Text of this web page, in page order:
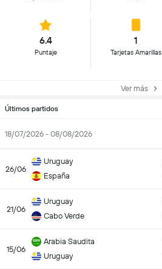
6.4
Puntaje
1
Tarjetas Amarillas
Ver más
Últimos partidos
18/07/2026 - 08/08/2026
26/06
Uruguay
España
21/06
Uruguay
Cabo Verde
15/06
Arabia Saudita
Uruguay